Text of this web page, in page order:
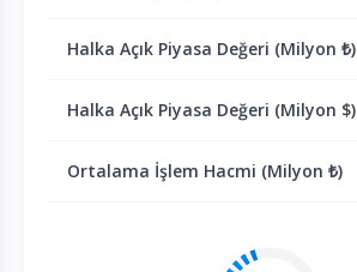
Halka Açık Piyasa Değeri (Milyon ₺)
Halka Açık Piyasa Değeri (Milyon $)
Ortalama İşlem Hacmi (Milyon ₺)